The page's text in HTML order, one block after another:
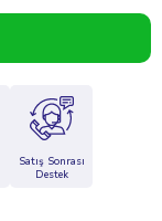
Satış Sonrası
Destek